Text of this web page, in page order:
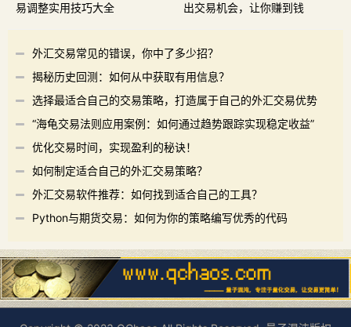
易调整实用技巧大全
出交易机会，让你赚到钱
外汇交易常见的错误，你中了多少招？
揭秘历史回测：如何从中获取有用信息？
选择最适合自己的交易策略，打造属于自己的外汇交易优势
“海龟交易法则应用案例：如何通过趋势跟踪实现稳定收益”
优化交易时间，实现盈利的秘诀！
如何制定适合自己的外汇交易策略？
外汇交易软件推荐：如何找到适合自己的工具？
Python与期货交易：如何为你的策略编写优秀的代码